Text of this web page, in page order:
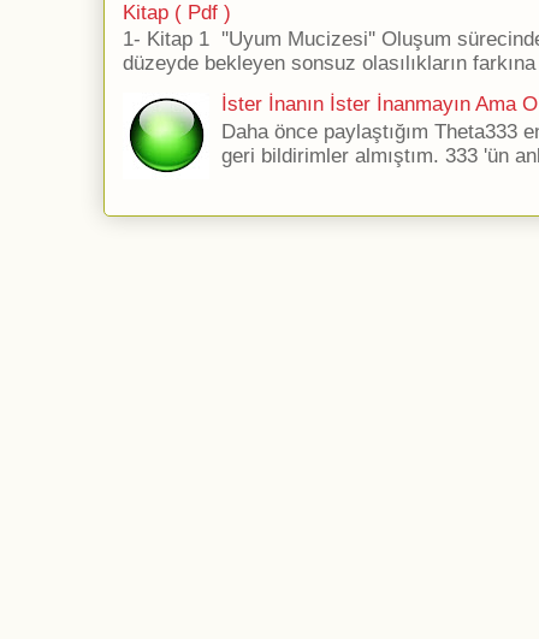
Kitap ( Pdf )
1- Kitap 1 ''Uyum Mucizesi'' Oluşum
düzeyde bekleyen sonsuz olasılıkların
İster İnanın İster İnanmayın Ama
Daha önce paylaştığım Theta333
geri bildirimler almıştım. 333 'ün